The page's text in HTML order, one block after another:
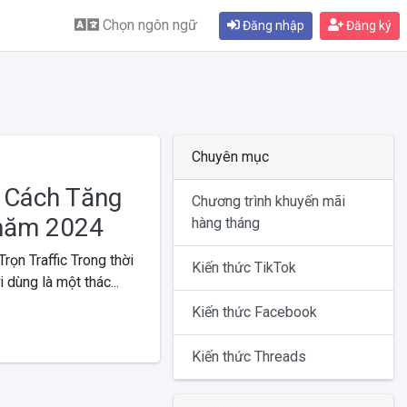
Chọn ngôn ngữ Đăng nhập Đăng ký
Tăng
2024
Traffic Trong thời
là một thác...
Chuyên mục
Chương trình khuyến mãi
hàng tháng
Kiến thức TikTok
Kiến thức Facebook
Kiến thức Threads